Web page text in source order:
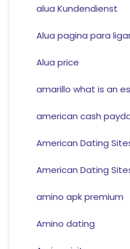
alua Kundendienst
Alua pagina para
Alua price
amarillo what is an
american cash
American Dating
American Dating
amino apk premium
Amino dating